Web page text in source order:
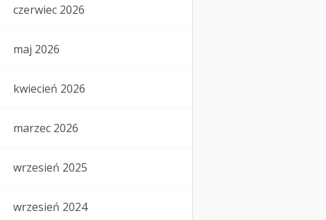
czerwiec 2026
maj 2026
kwiecień 2026
marzec 2026
wrzesień 2025
wrzesień 2024